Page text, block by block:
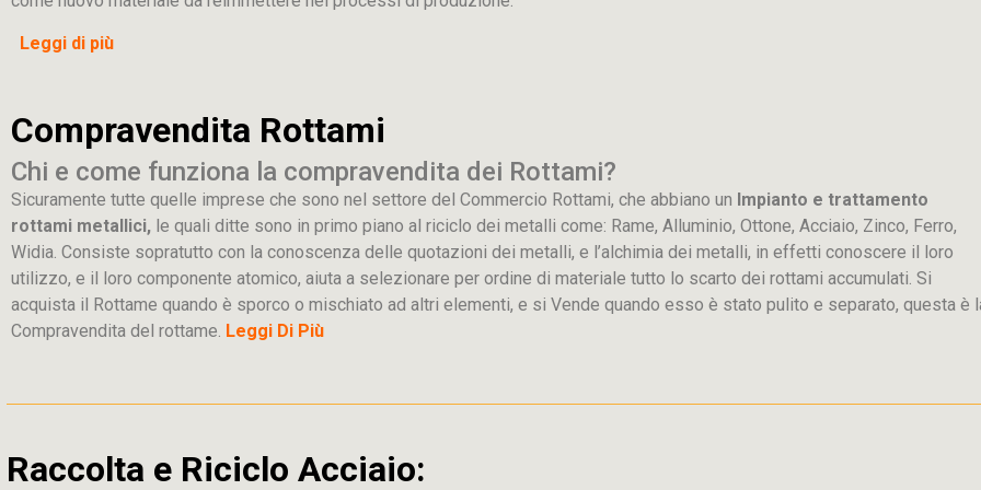
Leggi di più
Compravendita Rottami
Chi e come funziona la compravendita dei Rottami?
Sicuramente tutte quelle imprese che sono nel settore del Commercio Rottami, che abbiano un Impianto e trattamento
rottami metallici, le quali ditte sono in primo piano al riciclo dei metalli come: Rame, Alluminio, Ottone, Acciaio, Zinco, Ferro,
Widia. Consiste sopratutto con la conoscenza delle quotazioni dei metalli, e l’alchimia dei metalli, in effetti conoscere il loro
utilizzo, e il loro componente atomico, aiuta a selezionare per ordine di materiale tutto lo scarto dei rottami accumulati. Si
acquista il Rottame quando è sporco o mischiato ad altri elementi, e si Vende quando esso è stato pulito e separato, questa è
Compravendita del rottame. Leggi Di Più
Raccolta e Riciclo Acciaio: